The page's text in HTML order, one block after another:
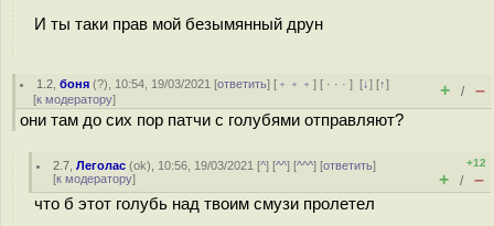
И ты таки прав мой безымянный друн
1.2 ,боня (?), 10:54, 19/03/2021 [ответить] [ ﹢﹢﹢] [ · · ·][↓] [↑]
[к модератору] + / –
они там до сих пор патчи с голубями отправляют?
2.7 ,Леголас (ok), 10:56, 19/03/2021 [^] [^^] [^^^] [ответить]
[к модератору]
+12
+ / –
что б этот голубь над твоим смузи пролетел